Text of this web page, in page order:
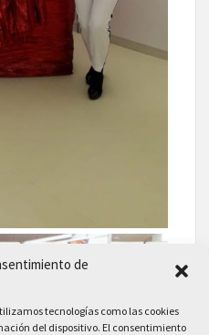
de
tecnologías como las cookies
del dispositivo. El consentimiento